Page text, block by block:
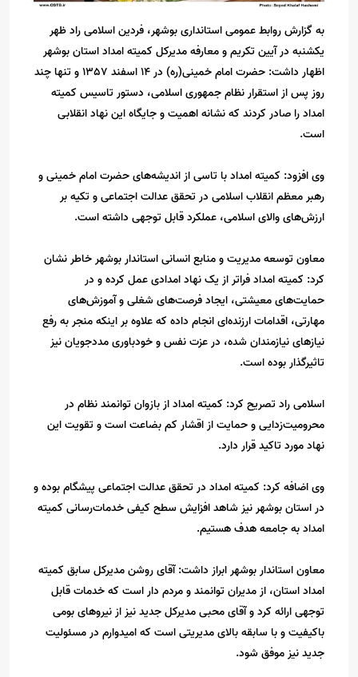
به گزارش روابط عمومی استانداری بوشهر، فردین اسلامی راد ظهر
یکشنبه در آیین تکریم و معارفه مدیرکل کمیته امداد استان بوشهر
اظهار داشت: حضرت امام خمینی(ره) در 14 اسفند 1357 و تنها چند
روز پس از استقرار نظام جمهوری اسلامی، دستور تاسیس کمیته
امداد را صادر کردند که نشانه اهمیت و جایگاه این نهاد انقلابی
است.
وی افزود: کمیته امداد با تاسی از اندیشه‌های حضرت امام خمینی و
رهبر معظم انقلاب اسلامی در تحقق عدالت اجتماعی و تکیه بر
ارزش‌های والای اسلامی، عملکرد قابل توجهی داشته است.
معاون توسعه مدیریت و منابع انسانی استاندار بوشهر خاطر نشان
کرد: کمیته امداد فراتر از یک نهاد امدادی عمل کرده و در
حمایت‌های معیشتی، ایجاد فرصت‌های شغلی و آموزش‌های
مهارتی، اقدامات ارزنده‌ای انجام داده که علاوه بر اینکه منجر به رفع
نیازهای نیازمندان شده، در عزت نفس و خودباوری مددجویان نیز
تاثیرگذار بوده است.
اسلامی راد تصریح کرد: کمیته امداد از بازوان توانمند نظام در
محرومیت‌زدایی و حمایت از اقشار کم بضاعت است و تقویت این
نهاد مورد تاکید قرار دارد.
وی اضافه کرد: کمیته امداد در تحقق عدالت اجتماعی پیشگام بوده و
در استان بوشهر نیز شاهد افزایش سطح کیفی خدمات‌رسانی کمیته
امداد به جامعه هدف هستیم.
معاون استاندار بوشهر ابراز داشت: آقای روشن مدیرکل سابق کمیته
امداد استان، از مدیران توانمند و مردم دار است که خدمات قابل
توجهی ارائه کرد و آقای محبی مدیرکل جدید نیز از نیروهای بومی
باکیفیت و با سابقه بالای مدیریتی است که امیدوارم در مسئولیت
جدید نیز موفق شود.